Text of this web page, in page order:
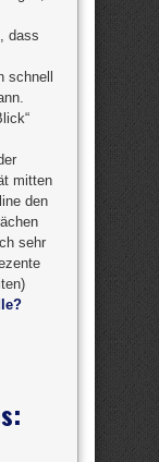
dass
schnell
mitten
den
sehr